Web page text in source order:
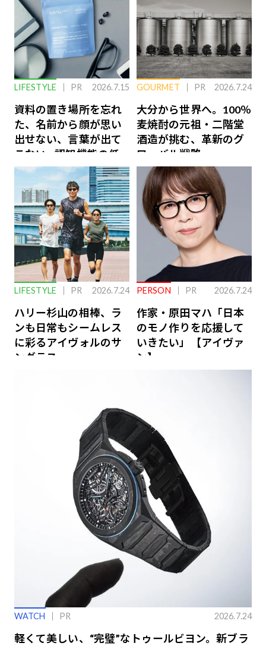
LIFESTYLE PR 2026.7.15
資料の置き場所を忘れ
た、名前から顔が思い
出せない、言葉が出て
こない…認知機能の低
下を救う、脳のインナ
ーケアとは
GOURMET PR 2026.7.24
大分から世界へ。100％
麦焼酎の元祖・二階堂
酒造が挑む、革新のグ
ローバル戦略
LIFESTYLE PR 2026.7.24
ハリー杉山の相棒、ラ
ンも日常もシームレス
に彩るアイヴォルのサ
ングラス
PERSON PR 2026.7.24
作家・原田マハ「日本
のモノ作りを応援して
いきたい」【アイヴァ
ン】
WATCH PR 2026.7.24
軽くて美しい、“完璧”なトゥールビヨン。新ブラ